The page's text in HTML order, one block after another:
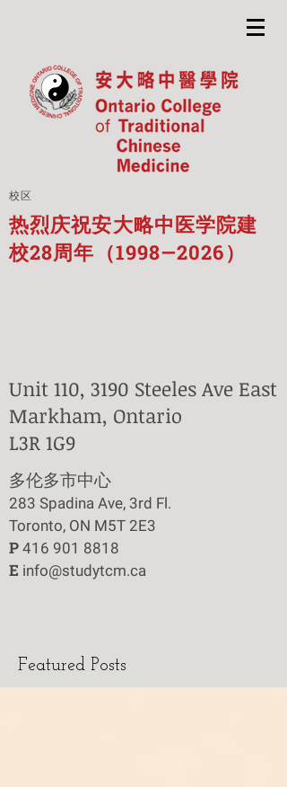
校区
热烈庆祝安大略中医学院建
校28周年（1998—2026）
Unit 110, 3190 Steeles Ave East
Markham, Ontario
L3R 1G9
​多伦多市中心
283 Spadina Ave, 3rd Fl.
Toronto, ON M5T 2E3
P 416 901 8818
E info@studytcm.ca
Featured Posts